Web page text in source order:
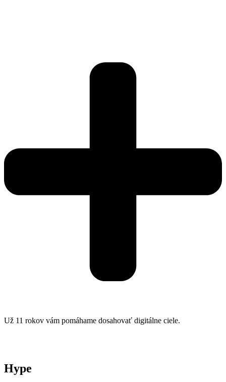
Už 11 rokov vám pomáhame dosahovať digitálne ciele.
Hype